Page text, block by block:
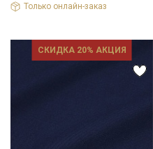
Только онлайн-заказ
СКИДКА 20% АКЦИЯ